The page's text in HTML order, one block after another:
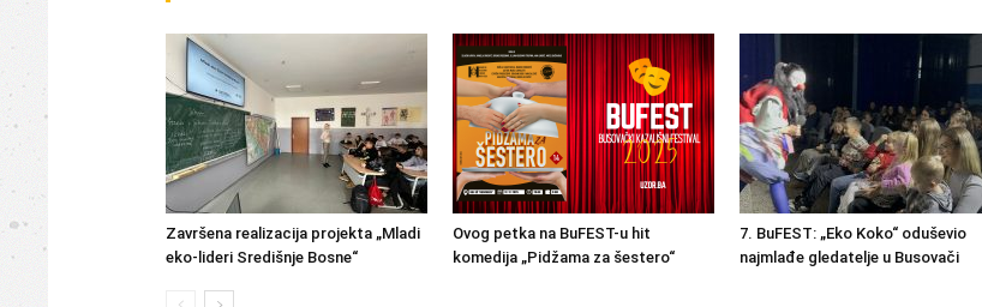
Završena realizacija projekta „Mladi
eko-lideri Središnje Bosne“
Ovog petka na BuFEST-u hit
komedija „Pidžama za šestero“
7. BuFEST: „Eko Koko“ oduševio
najmlađe gledatelje u Busovači